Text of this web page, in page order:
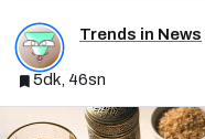
Trends in News
5dk, 46sn